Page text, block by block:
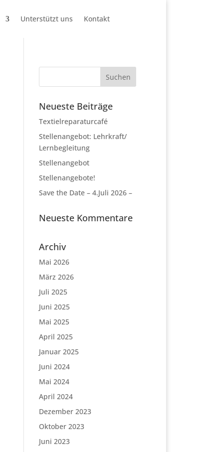
Unterstützt uns Kontakt
Neueste Beiträge
Textielreparaturcafé
Stellenangebot: Lehrkraft/
Lernbegleitung
Stellenangebot
Stellenangebote!
Save the Date – 4.Juli 2026 –
Neueste Kommentare
Archiv
Mai 2026
März 2026
Juli 2025
Juni 2025
Mai 2025
April 2025
Januar 2025
Juni 2024
Mai 2024
April 2024
Dezember 2023
Oktober 2023
Juni 2023